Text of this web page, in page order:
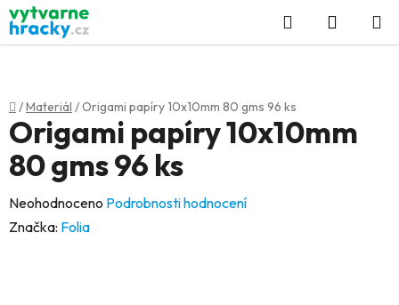
Přejít
na
obsah
Hledat
KOŠÍK
Domů
/Materiál /Origami papíry 10x10mm 80 gms 96 ks
Origami papíry 10x10mm
80 gms 96 ks
Průměrné
hodnocení
Neohodnoceno Podrobnosti hodnocení
Značka: Folia